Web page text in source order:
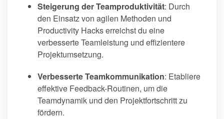
Steigerung der Teamproduktivität: Durch
den Einsatz von agilen Methoden und
Productivity Hacks erreichst du eine
verbesserte Teamleistung und effizientere
Projektumsetzung.
Verbesserte Teamkommunikation: Etabliere
effektive Feedback-Routinen, um die
Teamdynamik und den Projektfortschritt zu
fördern.